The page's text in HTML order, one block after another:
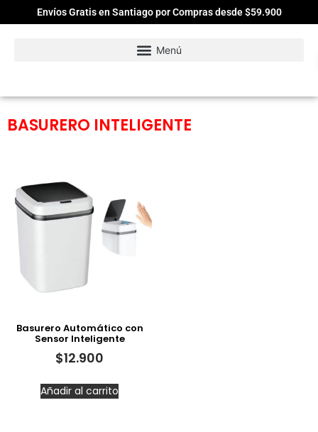
Envíos Gratis en Santiago por Compras desde $59.900
BASURERO INTELIGENTE
Basurero Automático con
Sensor Inteligente
$12.900
Añadir al carrito